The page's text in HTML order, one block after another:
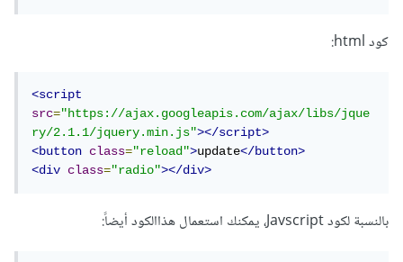
كود html:
<script
src="https://ajax.googleapis.com/ajax/libs/jque
ry/2.1.1/jquery.min.js"></script>
<button
class="reload">update</button>
<div
class="radio"></div>
بالنسبة لكود Javscript، يمكنك استعمال هذاالكود أيضاً: